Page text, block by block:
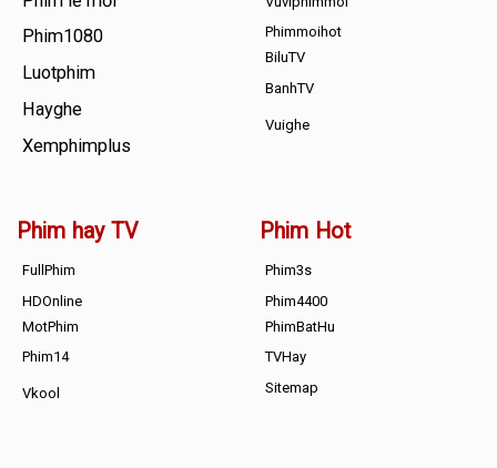
Phim1080
Luotphim
Hayghe
Xemphimplus
Phimmoihot
BiluTV
BanhTV
Vuighe
Phim hay TV
FullPhim
HDOnline
MotPhim
Phim14
Vkool
Phim Hot
Phim3s
Phim4400
PhimBatHu
TVHay
Sitemap